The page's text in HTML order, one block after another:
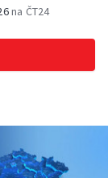
na čínském
zeleně v
sociálních
výcvik
na ČT24